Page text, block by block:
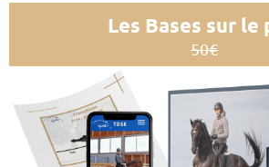
Les Bases sur le
50€